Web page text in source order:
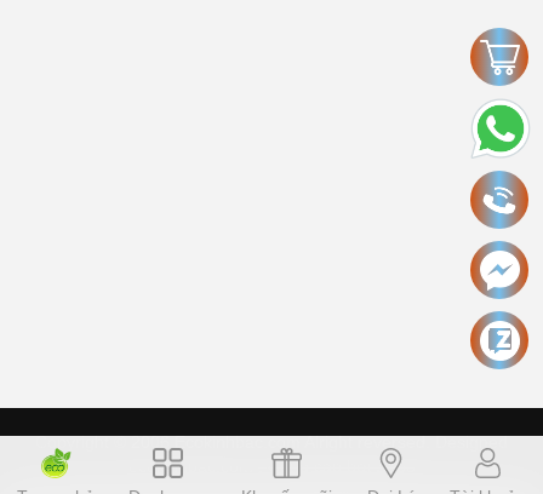
Copyright © 2006 Ecokinhbac.com Alright reversed. Designed
ecokinhbac.com
Cung cấp bởi Sapo